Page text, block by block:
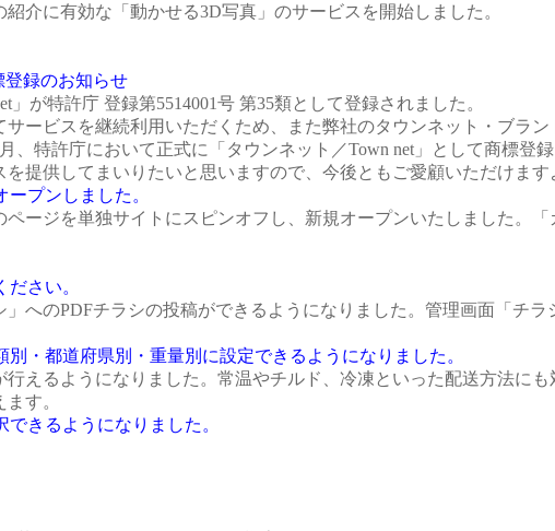
介に有効な「動かせる3D写真」のサービスを開始しました。
登録のお知らせ
が特許庁 登録第5514001号 第35類として登録されました。
ービスを継続利用いただくため、また弊社のタウンネット・ブラ
特許庁において正式に「タウンネット／Town net」として商標登録
提供してまいりたいと思いますので、今後ともご愛顧いただけます
プンしました。
ージを単独サイトにスピンオフし、新規オープンいたしました。
さい。
へのPDFチラシの投稿ができるようになりました。管理画面「チラ
・都道府県別・重量別に設定できるようになりました。
えるようになりました。常温やチルド、冷凍といった配送方法にも
す。
きるようになりました。